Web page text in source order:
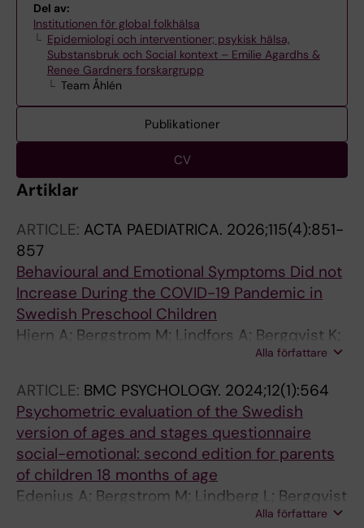
Del av:
Institutionen för global folkhälsa
Epidemiologi och interventioner; psykisk hälsa,
Substansbruk och Social kontext – Emilie Agardhs &
Renee Gardners forskargrupp
Team Åhlén
Publikationer
CV
Artiklar
ARTICLE: ACTA PAEDIATRICA. 2026;115(4):851-
857
Behavioural and Emotional Symptoms Did not
Increase During the COVID-19 Pandemic in
Swedish Preschool Children
Hjern A; Bergstrom M; Lindfors A; Bergqvist K;
Alla författare
ARTICLE: BMC PSYCHOLOGY. 2024;12(1):564
Psychometric evaluation of the Swedish
version of ages and stages questionnaire
social-emotional: second edition for parents
of children 18 months of age
Edenius A; Bergstrom M; Lindberg L; Bergqvist
K; Frojlinger A; Enebrink P; Ahlen JAlla författare